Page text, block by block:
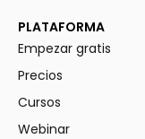
PLATAFORMA
Empezar gratis
Precios
Cursos
Webinar